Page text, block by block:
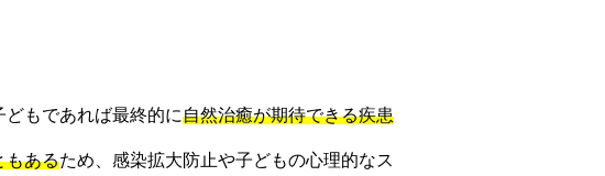
もであれば最終的に自然治癒が期待できる疾患
もあるため、感染拡大防止や子どもの心理的なス